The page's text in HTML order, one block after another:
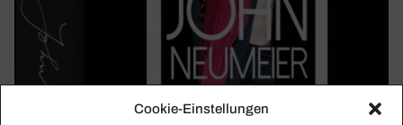
Cookie-Einstellungen